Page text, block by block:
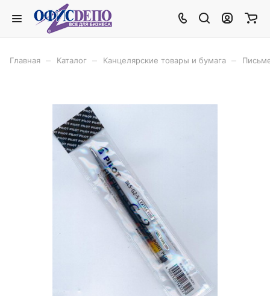
Главная Каталог Канцелярские товары и бумага